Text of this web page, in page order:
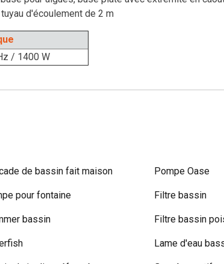
d'écoulement de 2 m
/ 1400 W
de bassin fait maison
pour fontaine
bassin
Pompe Oase
Filtre bassin
Filtre bassin
Lame d'eau